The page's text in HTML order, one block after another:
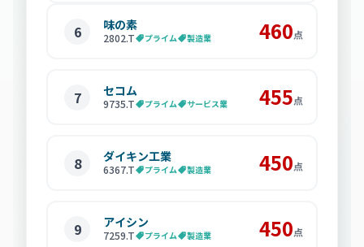
6 味の素
2802.T プライム 製造業 460点
7 セコム
9735.T プライム サービス業 455点
8 ダイキン工業
6367.T プライム 製造業 450点
9 アイシン
7259.T プライム 製造業 450点